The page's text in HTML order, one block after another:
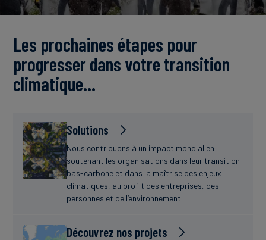
Les prochaines étapes pour
progresser dans votre transition
climatique…
Solutions
Nous contribuons à un impact mondial en
soutenant les organisations dans leur transition
bas-carbone et dans la maîtrise des enjeux
climatiques, au profit des entreprises, des
personnes et de l’environnement.
Découvrez nos projets